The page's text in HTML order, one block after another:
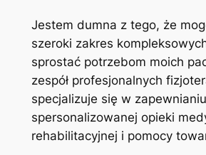
Jestem dumna z tego, że
szeroki zakres
sprostać potrzebom moich
zespół profesjonalnych
specjalizuje się w zapewnianiu
spersonalizowanej opieki
rehabilitacyjnej i pomocy